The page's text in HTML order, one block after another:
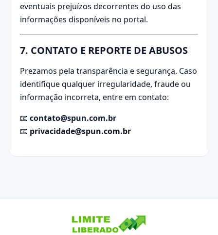
eventuais prejuízos decorrentes do uso das
informações disponíveis no portal.
7. CONTATO E REPORTE DE ABUSOS
Prezamos pela transparência e segurança. Caso
identifique qualquer irregularidade, fraude ou
informação incorreta, entre em contato:
📧 contato@spun.com.br
📧 privacidade@spun.com.br